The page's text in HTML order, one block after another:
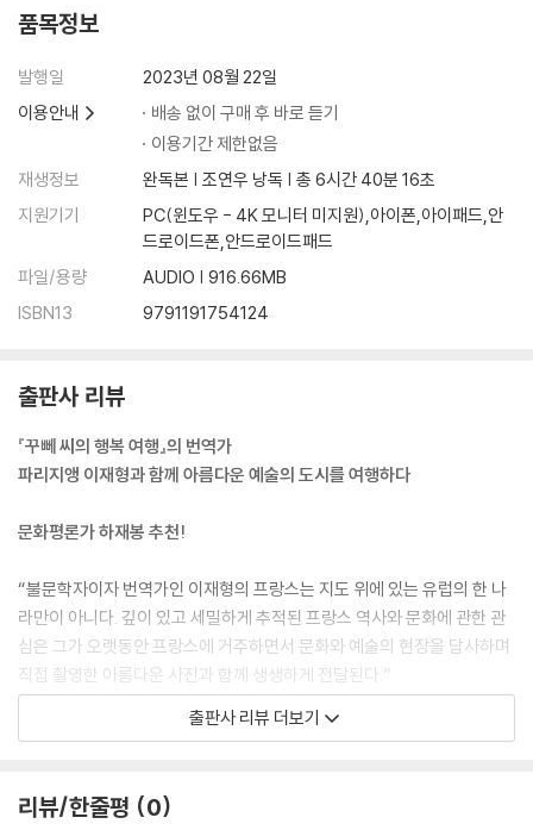
제5장 / 조금 더 사적인 공간으로
[모네의 평화로운 명상 속으로, 오랑주리 미술관]
가장 화려한 유럽의 회화, 장 발테르-폴 귀욤 컬렉션
날 것의 아름다움을 표현한 카임 수틴
소박파 앙리 루소
[인간의 모든 감정 속으로, 로댕 미술관]
단테의 『신곡』 지옥 편을 소재로 로댕이 평생을 바친 작품
로댕이 수집한 회화작품들
[파리에서 영원히 숨 쉬는 예술가들, 공동묘지]
페르라세즈 묘지
몽파르나스 묘지
몽마르트르 묘지
제6장 / 파리만 보기 아쉬운 여행자를 위해
[1300년 동안 계속되는 순례자들의 성지, 몽생미셸]
[17-18세기 프랑스 절대왕권의 산실 속으로, 베르사유궁]
오직 루이 14세를 위해 지어진 위대한 건축물
형식에 틀어박힌 궁정 생활을 싫어했던 왕과 왕비
행성의 이름을 딴 왕의 방들
마리-앙투아네트의 내밀한 공간 프티 트리아농궁
품목정보
발행일
2023년 08월 22일
이용안내
배송 없이 구매 후 바로 듣기
이용기간 제한없음
재생정보
완독본 | 조연우 낭독 | 총 6시간 40분 16초
지원기기
PC(윈도우 - 4K 모니터 미지원),아이폰,아이패드,안
드로이드폰,안드로이드패드
파일/용량
AUDIO | 916.66MB
ISBN13
9791191754124
출판사 리뷰
『꾸뻬 씨의 행복 여행』의 번역가
파리지앵 이재형과 함께 아름다운 예술의 도시를 여행하다
문화평론가 하재봉 추천!
“불문학자이자 번역가인 이재형의 프랑스는 지도 위에 있는 유럽의 한 나
라만이 아니다. 깊이 있고 세밀하게 추적된 프랑스 역사와 문화에 관한 관
심은 그가 오랫동안 프랑스에 거주하면서 문화와 예술의 현장을 답사하며
직접 촬영한 아름다운 사진과 함께 생생하게 전달된다.”
네마 천국」의 필리프 누아레, 영화인 부부인 자크 드미와 아네스 바르다,
출판사 리뷰 더보기
리뷰/한줄평 0